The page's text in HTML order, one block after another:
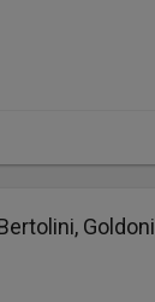
Goldoni